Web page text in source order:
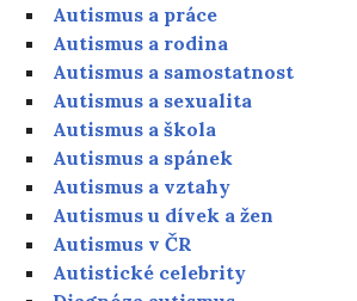
Autismus a práce
Autismus a rodina
Autismus a samostatnost
Autismus a sexualita
Autismus a škola
Autismus a spánek
Autismus a vztahy
Autismus u dívek a žen
Autismus v ČR
Autistické celebrity